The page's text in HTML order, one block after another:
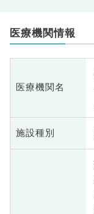
医療機関情報
医療機関名
施設種別